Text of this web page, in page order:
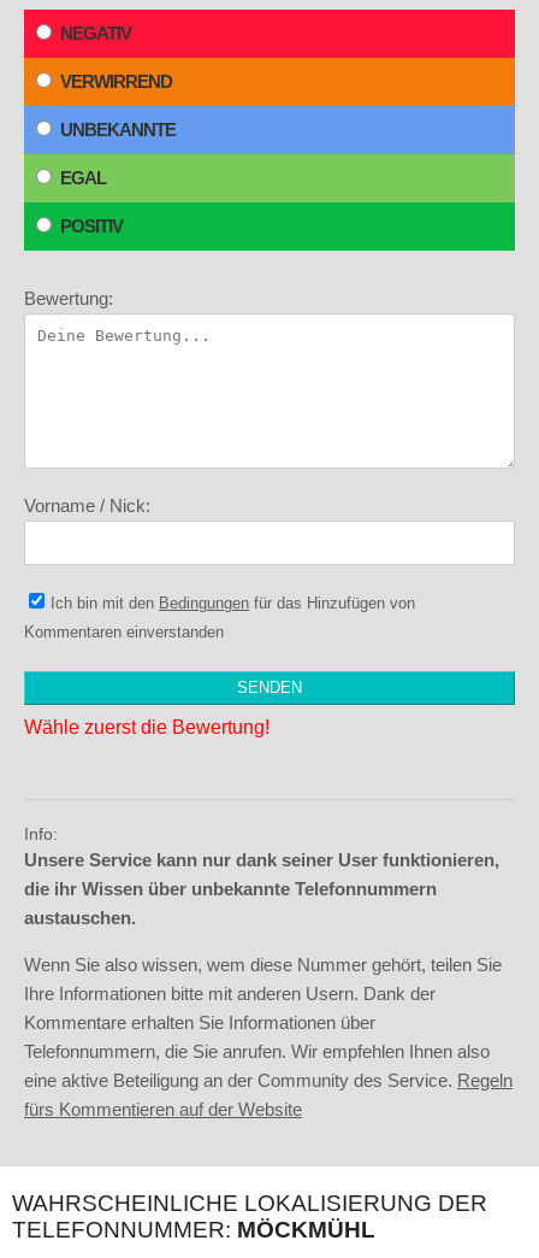
NEGATIV
VERWIRREND
UNBEKANNTE
EGAL
POSITIV
Bewertung:
Vorname / Nick:
Ich bin mit den Bedingungen für das Hinzufügen von
Kommentaren einverstanden
Wähle zuerst die Bewertung!
Info:
Unsere Service kann nur dank seiner User funktionieren,
die ihr Wissen über unbekannte Telefonnummern
austauschen.
Wenn Sie also wissen, wem diese Nummer gehört, teilen Sie
Ihre Informationen bitte mit anderen Usern. Dank der
Kommentare erhalten Sie Informationen über
Telefonnummern, die Sie anrufen. Wir empfehlen Ihnen also
eine aktive Beteiligung an der Community des Service. Regeln
fürs Kommentieren auf der Website
WAHRSCHEINLICHE LOKALISIERUNG DER
TELEFONNUMMER: MÖCKMÜHL